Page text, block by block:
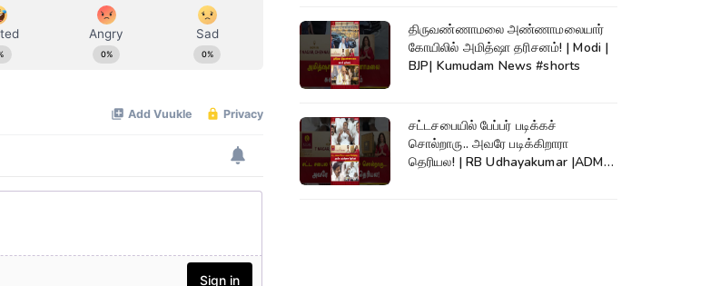
திருவண்ணாமலை அண்ணாமலையார்
கோயிலில் அமித்ஷா தரிசனம்! | Modi |
BJP| Kumudam News #shorts
சட்டசபையில் பேப்பர் படிக்கச்
சொல்றாரு.. அவரே படிக்கிறாரா
தெரியல! | RB Udhayakumar |ADMK|